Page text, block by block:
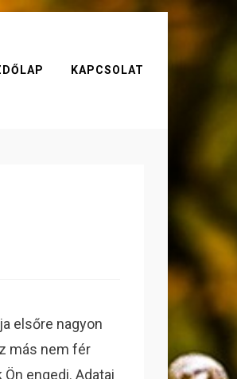
KAPCSOLAT
elsőre nagyon
más nem fér
engedi. Adatai